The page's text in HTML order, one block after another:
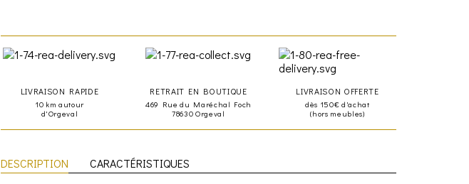
LIVRAISON RAPIDE
10 km autour
d'Orgeval
RETRAIT EN BOUTIQUE
469 Rue du Maréchal Foch
78630 Orgeval
LIVRAISON OFFERTE
dès 150€ d'achat
(hors meubles)
DESCRIPTION CARACTÉRISTIQUES